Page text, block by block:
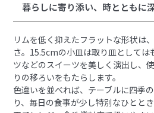
暮らしに寄り添い、時とともに
リムを低く抑えたフラットな形状は
さ。15.5cmの小皿は取り皿としては
ツなどのスイーツを美しく演出し、
りの移ろいをもたらします。
色違いを並べれば、テーブルに四季
り、毎日の食事が少し特別なひとと